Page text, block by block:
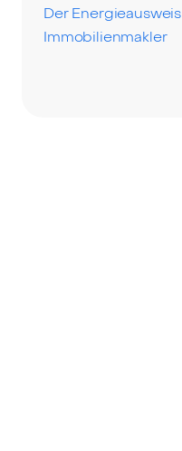
Der Energieausweis
Immobilienmakler